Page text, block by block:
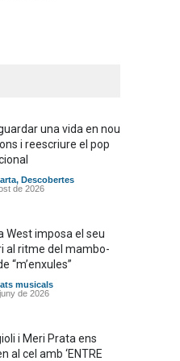
una vida en nou
i reescriure el pop
, Descobertes
de 2026
West imposa el seu
al ritme del mambo-
“m’enxules”
musicals
de 2026
i Meri Prata ens
al cel amb ‘ENTRE